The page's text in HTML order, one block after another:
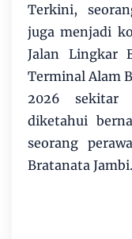
Terkini,
juga menjadi
Jalan Lingkar
Terminal Alam
2026 sekitar
diketahui
seorang
Bratanata Jambi.